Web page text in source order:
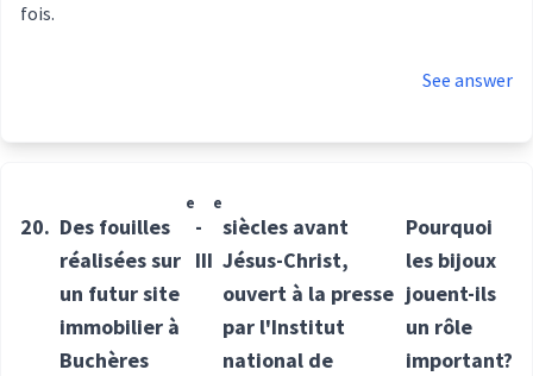
fois.
See answer
20. Des fouilles
réalisées sur
un futur site
immobilier à
Buchères
e
-
III
e
siècles avant
Jésus-Christ,
ouvert à la presse
par l'Institut
national de
Pourquoi
les bijoux
jouent-ils
un rôle
important?